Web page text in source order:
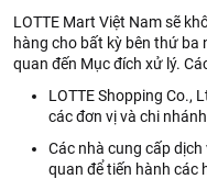
LOTTE Mart Việt Nam sẽ
hàng cho bất kỳ bên thứ ba
quan đến Mục đích xử lý.
LOTTE Shopping Co.,
các đơn vị và chi
Các nhà cung cấp
quan để tiến hành các